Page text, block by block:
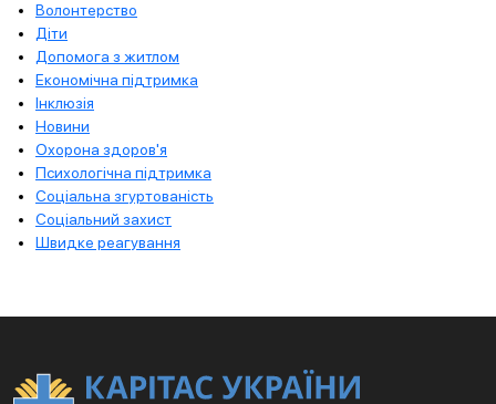
Волонтерство
Діти
Допомога з житлом
Економічна підтримка
Інклюзія
Новини
Охорона здоров'я
Психологічна підтримка
Соціальна згуртованість
Соціальний захист
Швидке реагування